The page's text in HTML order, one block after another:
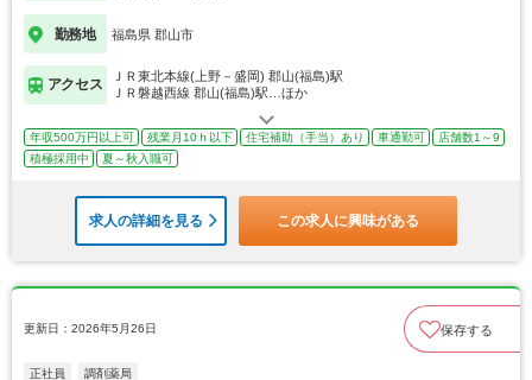
勤務地 福島県 郡山市
アクセス
ＪＲ東北本線(上野－盛岡) 郡山(福島)駅
ＪＲ磐越西線 郡山(福島)駅…ほか
年収500万円以上可 残業月10ｈ以下 住宅補助（手当）あり 車通勤可
店舗数1～9
積極採用中
夏～秋入職可
求人の詳細を見る この求人に興味がある
更新日：2026年5月26日 保存する
正社員 調剤薬局